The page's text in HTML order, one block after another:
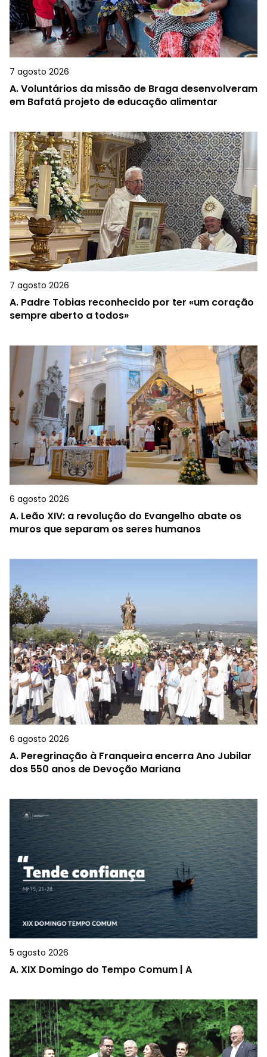
7 agosto 2026
A.Voluntários da missão de Braga desenvolveram
em Bafatá projeto de educação alimentar
7 agosto 2026
A. Padre Tobias reconhecido por ter «um coração
sempre aberto a todos»
6 agosto 2026
A. Leão XIV: a revolução do Evangelho abate os
muros que separam os seres humanos
6 agosto 2026
A. Peregrinação à Franqueira encerra Ano Jubilar
dos 550 anos de Devoção Mariana
5 agosto 2026
A.XIX Domingo do Tempo Comum | A